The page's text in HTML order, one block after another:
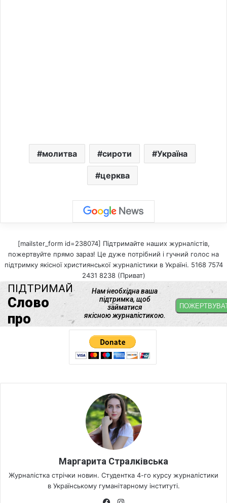
молитва сироти Україна
церква
[mailster_form id=238074] Підтримайте наших журналістів,
пожертвуйте прямо зараз! Це дуже потрібний і гучний голос на
підтримку якісної християнської журналістики в Україні. 5168 7574
2431 8238 (Приват)
Маргарита Стралківська
Журналістка стрічки новин. Студентка 4-го курсу журналістики
в Українському гуманітарному інституті.